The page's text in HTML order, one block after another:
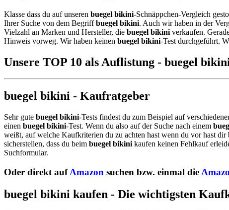
Klasse dass du auf unseren buegel bikini-Schnäppchen-Vergleich
Ihrer Suche von dem Begriffbuegel bikini. Auch wir haben in der
Vielzahl an Marken und Hersteller, die buegel bikini verkaufen.
Hinweis vorweg. Wir haben keinen buegel bikini-Test durchgeführt.
Unsere TOP 10 als Auflistung - buegel
buegel bikini - Kaufratgeber
Sehr gute buegel bikini-Tests findest du zum Beispiel auf
einen buegel bikini-Test. Wenn du also auf der Suche nach einem
weißt, auf welche Kaufkriterien du zu achten hast wenn du vor hast dir
sicherstellen, dass du beim buegel bikini kaufen keinen Fehlkauf
Suchformular.
Oder direkt aufAmazon suchen bzw. einmal die
buegel bikini kaufen - Die wichtigsten